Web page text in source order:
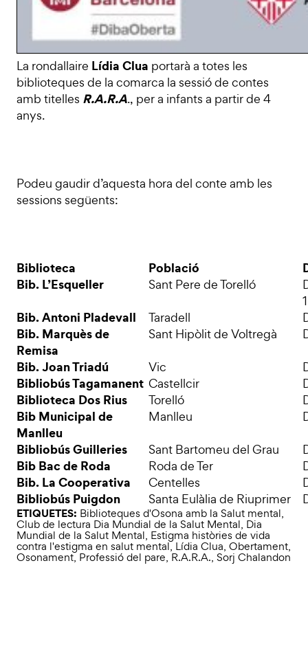
La rondallaire Lídia Clua portarà a totes les
biblioteques de la comarca la sessió de contes
amb titelles R.A.R.A., per a infants a partir de 4
anys.
Podeu gaudir d’aquesta hora del conte amb les
sessions següents:
Biblioteca Població
Bib. L’Esqueller
Sant Pere de Torelló
Bib. Antoni Pladevall Taradell
Bib. Marquès de
Remisa
Sant Hipòlit de Voltregà
Bib. Joan Triadú Vic
Bibliobús Tagamanent Castellcir
Biblioteca Dos Rius Torelló
Bib Municipal de
Manlleu
Manlleu
Bibliobús Guilleries Sant Bartomeu del Grau
Bib Bac de Roda Roda de Ter
Bib. La Cooperativa Centelles
Bibliobús Puigdon Santa Eulàlia de Riuprimer
ETIQUETES: Biblioteques d'Osona amb la Salut mental,
Club de lectura Dia Mundial de la Salut Mental, Dia
Mundial de la Salut Mental, Estigma històries de vida
contra l'estigma en salut mental,Lídia Clua, Obertament,
Osonament,Professió del pare, R.A.R.A., Sorj Chalandon